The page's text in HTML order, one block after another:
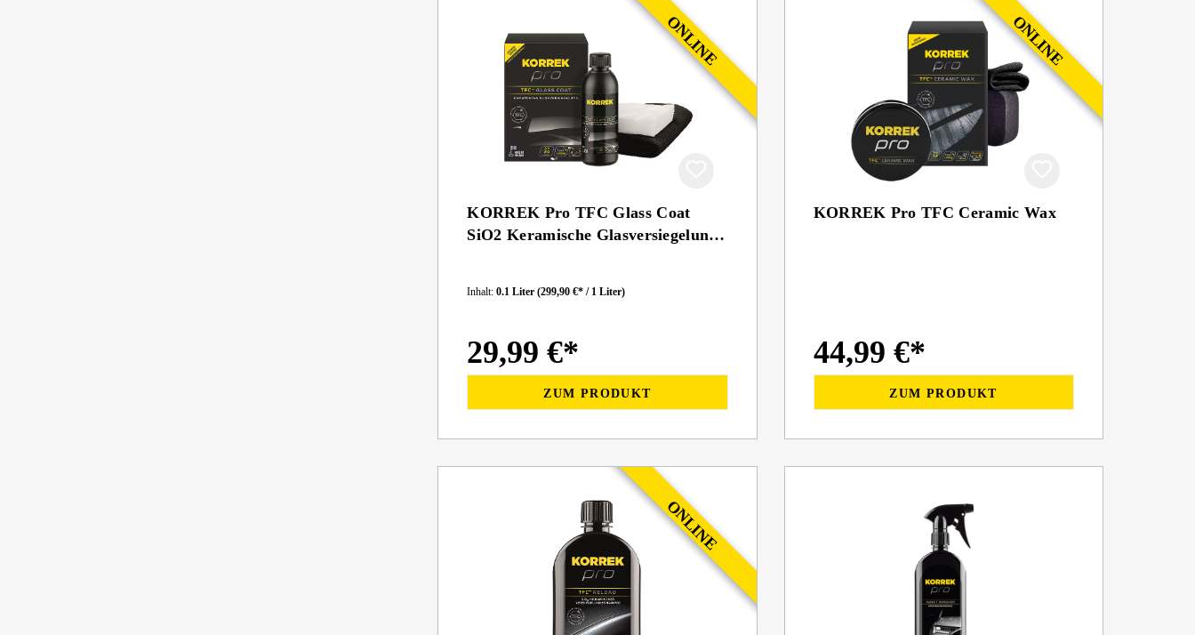
KORREK Pro TFC Glass Coat
SiO2 Keramische Glasversiegelung
Inhalt:0.1 Liter(299,90 €* / 1 Liter)
29,99 €*
ZUM PRODUKT
KORREK Pro TFC Ceramic Wax
44,99 €*
ZUM PRODUKT